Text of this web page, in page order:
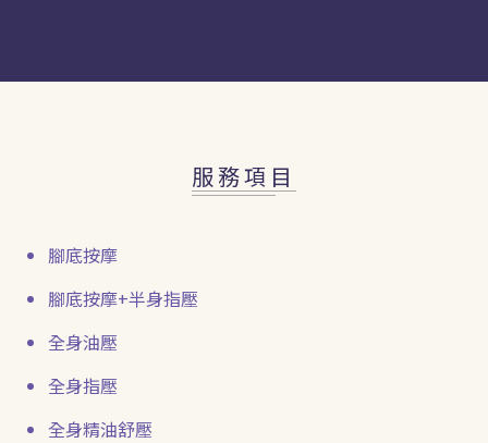
服務項目
腳底按摩
腳底按摩+半身指壓
全身油壓
全身指壓
全身精油舒壓